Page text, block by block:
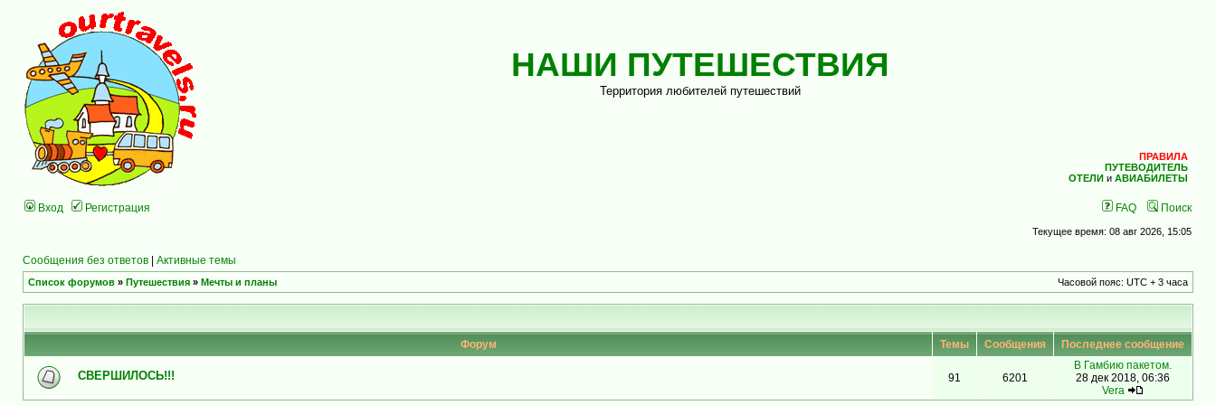
НАШИ ПУТЕШЕСТВИЯ
Территория любителей путешествий
ПРАВИЛА
ПУТЕВОДИТЕЛЬ
ОТЕЛИ и АВИАБИЛЕТЫ
Вход Регистрация FAQ Поиск
Текущее время: 08 авг 2026, 15:05
Сообщения без ответов | Активные темы
Список форумов » Путешествия » Мечты и планы Часовой пояс: UTC + 3 часа
Форум Темы Сообщения Последнее сообщение
СВЕРШИЛОСЬ!!! 91 6201
В Гамбию пакетом.
28 дек 2018, 06:36
Vera